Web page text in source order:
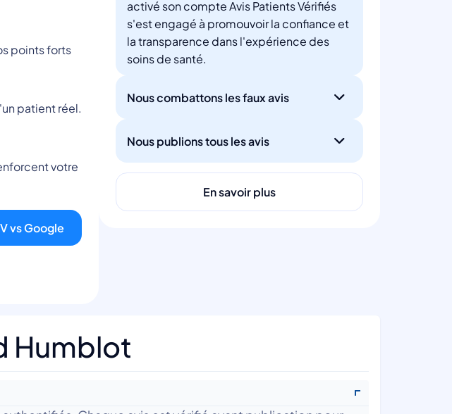
points forts
patient réel.
votre
vs Google
activé son compte Avis Patients Vérifiés
s'est engagé à promouvoir la confiance et
la transparence dans l'expérience des
soins de santé.
Nous combattons les faux avis
Nous publions tous les avis
En savoir plus
Humblot